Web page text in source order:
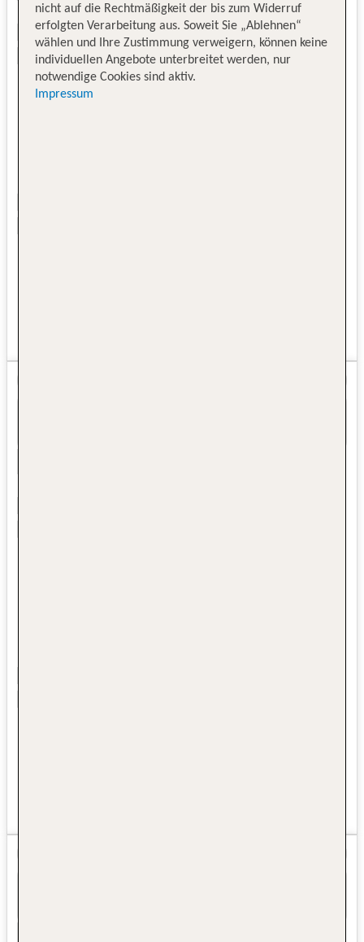
nicht auf die Rechtmäßigkeit der bis zum Widerruf
erfolgten Verarbeitung aus. Soweit Sie „Ablehnen“
wählen und Ihre Zustimmung verweigern, können keine
individuellen Angebote unterbreitet werden, nur
notwendige Cookies sind aktiv.
Impressum